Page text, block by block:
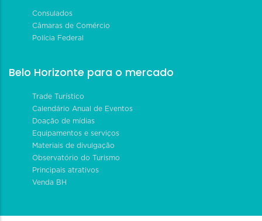
Consulados
Câmaras de Comércio
Polícia Federal
Belo Horizonte para o mercado
Trade Turístico
Calendário Anual de Eventos
Doação de mídias
Equipamentos e serviços
Materiais de divulgação
Observatório do Turismo
Principais atrativos
Venda BH